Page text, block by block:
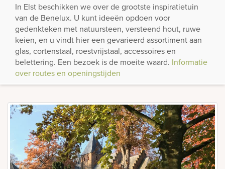
In Elst beschikken we over de grootste inspiratietuin
van de Benelux. U kunt ideeën opdoen voor
gedenkteken met natuursteen, versteend hout, ruwe
keien, en u vindt hier een gevarieerd assortiment aan
glas, cortenstaal, roestvrijstaal, accessoires en
belettering. Een bezoek is de moeite waard. Informatie
over routes en openingstijden